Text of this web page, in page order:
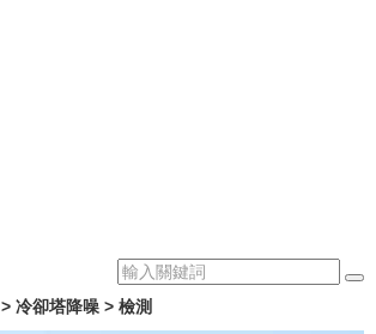
> 冷卻塔降噪 > 檢測